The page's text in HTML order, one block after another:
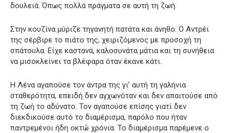
δουλειά. Όπως πολλά πράγματα σε αυτή τη ζωή.
Στην κουζίνα μύριζε τηγανητή πατάτα και άνηθο. Ο Αντρέι
της σέρβιρε το πιάτο της, χειριζόμενος με προσοχή τη
σπάτουλα. Είχε καστανά, καλοσυνάτα μάτια και τη συνήθεια
να μισοκλείνει τα βλέφαρα όταν έκανε κάτι.
Η Λένα αγαπούσε τον άντρα της γι’ αυτή τη γαλήνια
σταθερότητα, επειδή δεν αγχωνόταν και δεν απαιτούσε από
τη ζωή το αδύνατο. Τον αγαπούσε επίσης γιατί δεν
διεκδικούσε αυτό το διαμέρισμα, παρόλο που ήταν
παντρεμένοι ήδη οκτώ χρόνια. Το διαμέρισμα παρέμενε ο